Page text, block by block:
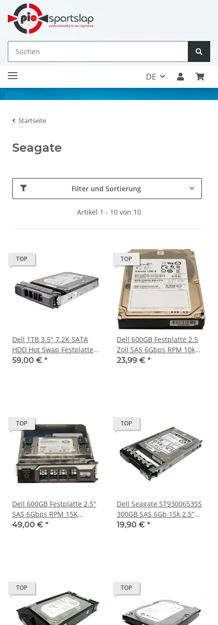
DE
Startseite
Seagate
Filter und Sortierung
Artikel 1 - 10 von 10
TOP
Dell 1TB 3.5" 7.2K SATA
HDD Hot Swap Festplatte
0T4XNN T4XNN mit
59,00 € *
TOP
Dell 600GB Festplatte 2.5
Zoll SAS 6Gbps RPM 10k
Savvio 10K.6 ST600MM006
23,99 € *
TOP
Dell 600GB Festplatte 2.5"
SAS 6Gbps RPM 15K
AL13SXL600N 0WPJY9
49,00 € *
TOP
Dell Seagate ST9300653SS
300GB SAS 6Gb 15k 2.5“
Festplatte (HDD) + Rahmen
19,90 € *
TOP TOP